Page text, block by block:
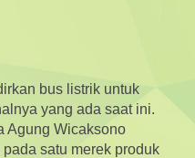
bus listrik untuk
yang ada saat ini.
Agung Wicaksono
satu merek produk